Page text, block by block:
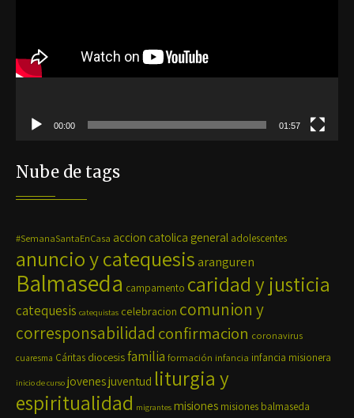
00:00 01:57
Nube de tags
#SemanaSantaEnCasa accion catolica general adolescentes
anuncio y catequesis aranguren
Balmaseda campamento caridad y justicia
catequesis catequistas celebracion comunion y
corresponsabilidad confirmacion coronavirus
cuaresma Cáritas diocesisfamilia formación infancia infancia misionera
inicio de curso jovenesjuventud liturgia y
espiritualidad migrantes misiones misiones balmaseda